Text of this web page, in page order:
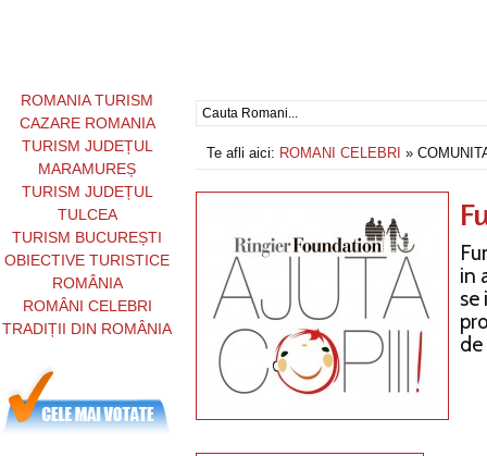
Te afli aici: ROMANI CELEBRI »
in
se
ROMANIA TURISM
CAZARE ROMANIA
TURISM JUDEȚUL
MARAMUREȘ
TURISM JUDEȚUL
TULCEA
TURISM BUCUREȘTI
OBIECTIVE TURISTICE
ROMÂNIA
ROMÂNI CELEBRI
TRADIȚII DIN ROMÂNIA